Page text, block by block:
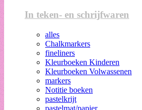
In teken- en schrijfwaren
alles
Chalkmarkers
fineliners
Kleurboeken Kinderen
Kleurboeken Volwassenen
markers
Notitie boeken
pastelkrijt
pastelmat/papier